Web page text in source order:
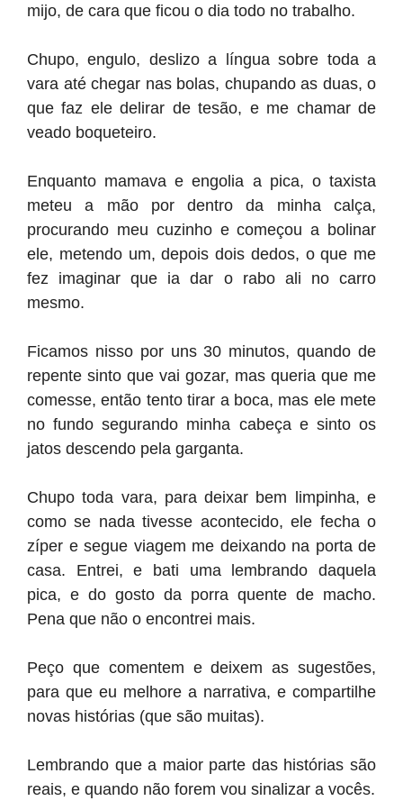
mijo, de cara que ficou o dia todo no trabalho.
Chupo, engulo, deslizo a língua sobre toda a
vara até chegar nas bolas, chupando as duas, o
que faz ele delirar de tesão, e me chamar de
veado boqueteiro.
Enquanto mamava e engolia a pica, o taxista
meteu a mão por dentro da minha calça,
procurando meu cuzinho e começou a bolinar
ele, metendo um, depois dois dedos, o que me
fez imaginar que ia dar o rabo ali no carro
mesmo.
Ficamos nisso por uns 30 minutos, quando de
repente sinto que vai gozar, mas queria que me
comesse, então tento tirar a boca, mas ele mete
no fundo segurando minha cabeça e sinto os
jatos descendo pela garganta.
Chupo toda vara, para deixar bem limpinha, e
como se nada tivesse acontecido, ele fecha o
zíper e segue viagem me deixando na porta de
casa. Entrei, e bati uma lembrando daquela
pica, e do gosto da porra quente de macho.
Pena que não o encontrei mais.
Peço que comentem e deixem as sugestões,
para que eu melhore a narrativa, e compartilhe
novas histórias (que são muitas).
Lembrando que a maior parte das histórias são
reais, e quando não forem vou sinalizar a vocês.